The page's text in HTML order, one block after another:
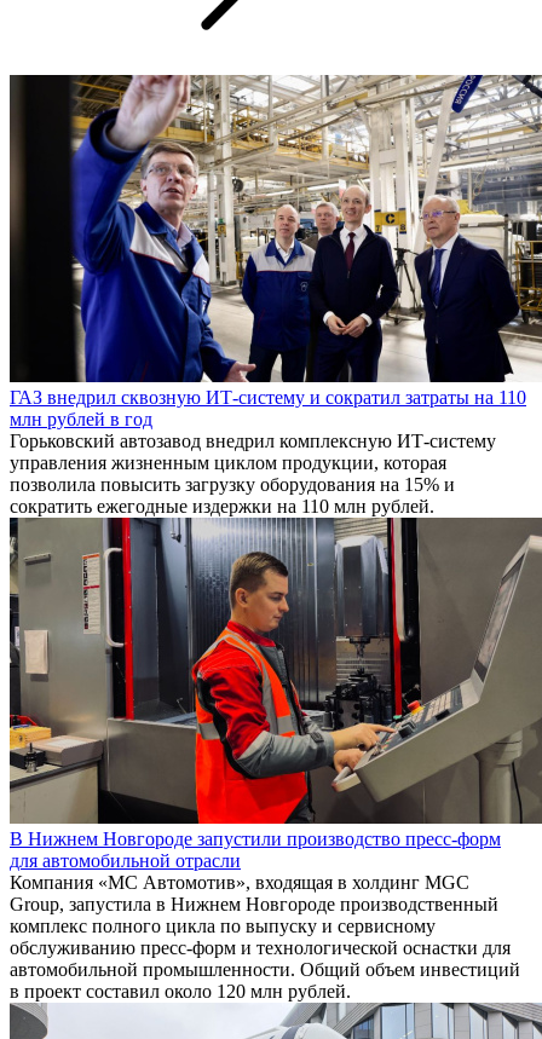
ГАЗ внедрил сквозную ИТ-систему и сократил затраты на 110
млн рублей в год
Горьковский автозавод внедрил комплексную ИТ-систему
управления жизненным циклом продукции, которая
позволила повысить загрузку оборудования на 15% и
сократить ежегодные издержки на 110 млн рублей.
В Нижнем Новгороде запустили производство пресс-форм
для автомобильной отрасли
Компания «МС Автомотив», входящая в холдинг MGC
Group, запустила в Нижнем Новгороде производственный
комплекс полного цикла по выпуску и сервисному
обслуживанию пресс-форм и технологической оснастки для
автомобильной промышленности. Общий объем инвестиций
в проект составил около 120 млн рублей.